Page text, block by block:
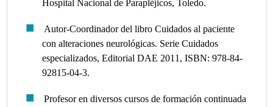
Hospital Nacional de Parapléjicos, Toledo.
Autor-Coordinador del libro Cuidados al paciente
con alteraciones neurológicas. Serie Cuidados
especializados, Editorial DAE 2011, ISBN: 978-84-
92815-04-3.
Profesor en diversos cursos de formación continuada